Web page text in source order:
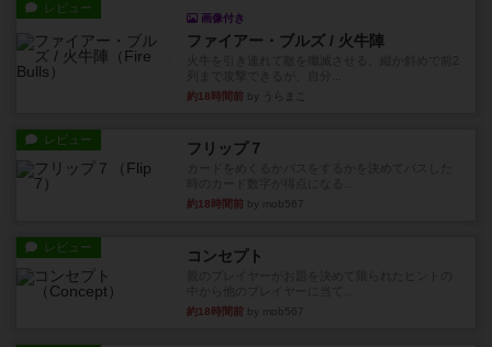
レビュー
画像付き
ファイアー・ブルズ / 火牛陣
約18時間前 by うらまこ
レビュー フリップ７
約18時間前 by mob567
レビュー コンセプト
約18時間前 by mob567